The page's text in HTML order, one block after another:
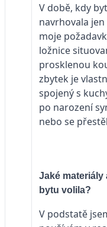
V době, kdy
navrhovala
moje
ložnice
prosklenou
zbytek je
spojený s
po narození
nebo se
Jaké materiály
bytu volila?
V podstatě